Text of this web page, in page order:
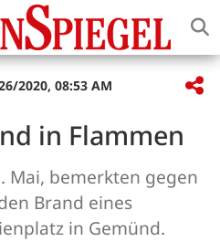
2020, 08:53 AM
in Flammen
Mai, bemerkten gegen
Brand eines
in Gemünd.